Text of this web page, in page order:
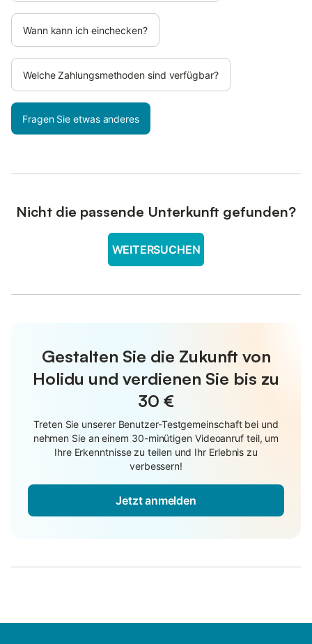
Wann kann ich einchecken?
Welche Zahlungsmethoden sind verfügbar?
Fragen Sie etwas anderes
Nicht die passende Unterkunft gefunden?
WEITERSUCHEN
Gestalten Sie die Zukunft von
Holidu und verdienen Sie bis zu
30 €
Treten Sie unserer Benutzer-Testgemeinschaft bei und
nehmen Sie an einem 30-minütigen Videoanruf teil, um
Ihre Erkenntnisse zu teilen und Ihr Erlebnis zu
verbessern!
Jetzt anmelden